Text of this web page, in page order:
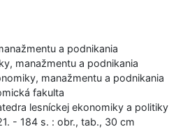
a podnikania
manažmentu a podnikania
manažmentu a podnikania
fakulta
lesníckej ekonomiky a politiky
- 184 s. : obr., tab., 30 cm